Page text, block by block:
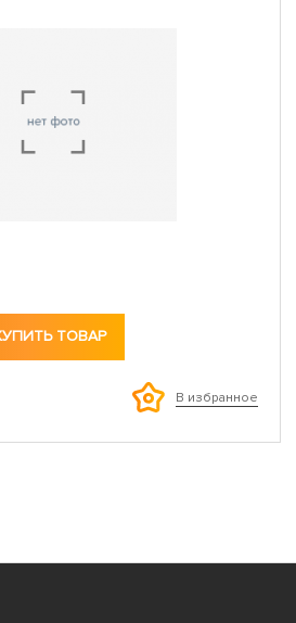
ТОВАР
В избранное